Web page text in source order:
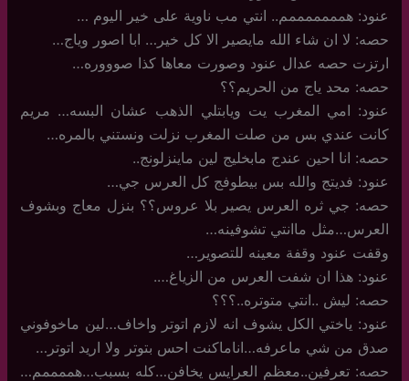
عنود: همممممممم.. انتي مب ناوية على خير اليوم …
حصه: لا ان شاء الله مايصير الا كل خير… ابا اصور وياج…
ارتزت حصه عدال عنود وصورت معاها كذا صوووره…
حصه: محد ياج من الحريم؟؟
عنود: امي المغرب يت ويابتلي الذهب عشان البسه… مريم
كانت عندي بس من صلت المغرب نزلت ونستني بالمره…
حصه: انا احين عندج مابخليج لين ماينزلونج..
عنود: فديتج والله بس بيطوفج كل العرس جي…
حصه: جي ثره العرس يصير بلا عروس؟؟ بنزل معاج وبشوف
العرس…مثل ماانتي تشوفينه…
وقفت عنود وقفة معينه للتصوير…
عنود: هذا ان شفت العرس من الزياغ….
حصه: ليش ..انتي متوتره..؟؟؟
عنود: ياختي الكل يشوف انه لازم اتوتر واخاف…لين ماخوفوني
صدق من شي ماعرفه…اناماكنت احس بتوتر ولا اريد اتوتر…
حصه: تعرفين..معظم العرايس يخافن…كله بسبب…هممممم…